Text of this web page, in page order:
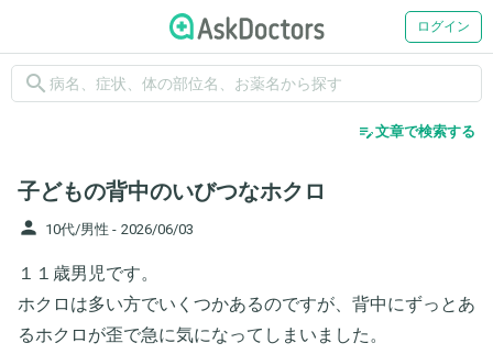
ログイン
search
edit_note文章で検索する
子どもの背中のいびつなホクロ
person 10代/男性 - 2026/06/03
１１歳男児です。
ホクロは多い方でいくつかあるのですが、背中にずっとあ
るホクロが歪で急に気になってしまいました。